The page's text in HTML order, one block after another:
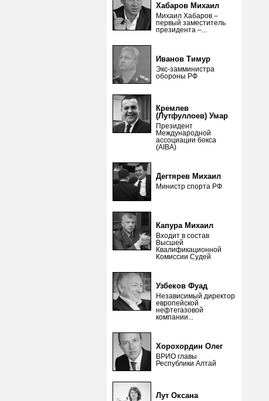
Хабаров Михаил
Михаил Хабаров –
первый заместитель
президента –...
Иванов Тимур
Экс-замминистра
обороны РФ
Кремлев
(Лутфуллоев) Умар
Президент
Международной
ассоциации бокса
(AIBA)
Дегтярев Михаил
Министр спорта РФ
Капура Михаил
Входит в состав
Высшей
Квалификационной
Комиссии Судей
Узбеков Фуад
Независимый директор
европейской
нефтегазовой
компании...
Хорохордин Олег
ВРИО главы
Республики Алтай
Лут Оксана